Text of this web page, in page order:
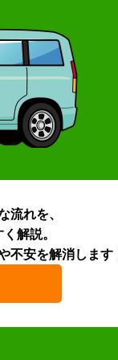
流れを、
解説。
不安を解消します